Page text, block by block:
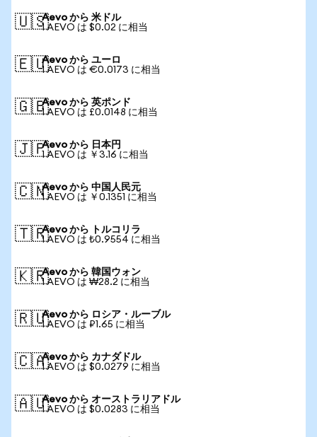
🇺🇸Aevo から 米ドル
1 AEVO は $0.02 に相当
🇪🇺Aevo から ユーロ
1 AEVO は €0.0173 に相当
🇬🇧Aevo から 英ポンド
1 AEVO は £0.0148 に相当
🇯🇵Aevo から 日本円
1 AEVO は ￥3.16 に相当
🇨🇳Aevo から 中国人民元
1 AEVO は ￥0.1351 に相当
🇹🇷Aevo から トルコリラ
1 AEVO は ₺0.9554 に相当
🇰🇷Aevo から 韓国ウォン
1 AEVO は ₩28.2 に相当
🇷🇺Aevo から ロシア・ルーブル
1 AEVO は ₽1.65 に相当
🇨🇦Aevo から カナダドル
1 AEVO は $0.0279 に相当
🇦🇺Aevo から オーストラリアドル
1 AEVO は $0.0283 に相当